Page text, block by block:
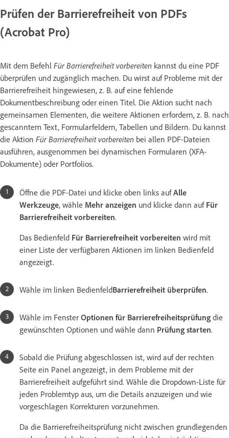
Prüfen der Barrierefreiheit von PDFs
(Acrobat Pro)
Mit dem Befehl Für Barrierefreiheit vorbereiten kannst du eine PDF
überprüfen und zugänglich machen. Du wirst auf Probleme mit der
Barrierefreiheit hingewiesen, z. B. auf eine fehlende
Dokumentbeschreibung oder einen Titel. Die Aktion sucht nach
gemeinsamen Elementen, die weitere Aktionen erfordern, z. B. nach
gescanntem Text, Formularfeldern, Tabellen und Bildern. Du kannst
die Aktion Für Barrierefreiheit vorbereiten bei allen PDF-Dateien
ausführen, ausgenommen bei dynamischen Formularen (XFA-
Dokumente) oder Portfolios.
Öffne die PDF-Datei und klicke oben links aufAlle
Werkzeuge, wähle Mehr anzeigen und klicke dann auf Für
Barrierefreiheit vorbereiten.
Das Bedienfeld Für Barrierefreiheit vorbereiten wird mit
einer Liste der verfügbaren Aktionen im linken Bedienfeld
angezeigt.
Wähle im linken BedienfeldBarrierefreiheit überprüfen.
Wähle im Fenster Optionen für Barrierefreiheitsprüfung die
gewünschten Optionen und wähle dann Prüfung starten.
Sobald die Prüfung abgeschlossen ist, wird auf der rechten
Seite ein Panel angezeigt, in dem Probleme mit der
Barrierefreiheit aufgeführt sind. Wähle die Dropdown-Liste für
jeden Problemtyp aus, um die Details anzuzeigen und wie
vorgeschlagen Korrekturen vorzunehmen.
Da die Barrierefreiheitsprüfung nicht zwischen grundlegenden